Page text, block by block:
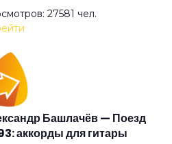
времени
ха
27581 чел.
Башлачёв — Поезд
аккорды для гитары